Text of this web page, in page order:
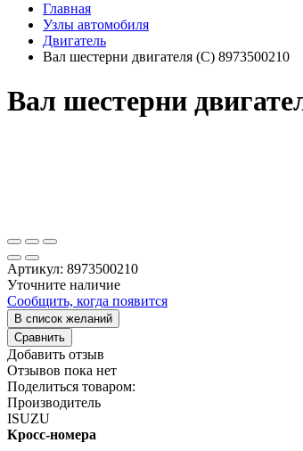
Главная
Узлы автомобиля
Двигатель
Вал шестерни двигателя (С) 8973500210
Вал шестерни
Артикул: 8973500210
Уточните наличие
Сообщить, когда появится
В список желаний
Сравнить
Добавить отзыв
Отзывов пока нет
Поделиться товаром:
Производитель
ISUZU
Кросс-номера